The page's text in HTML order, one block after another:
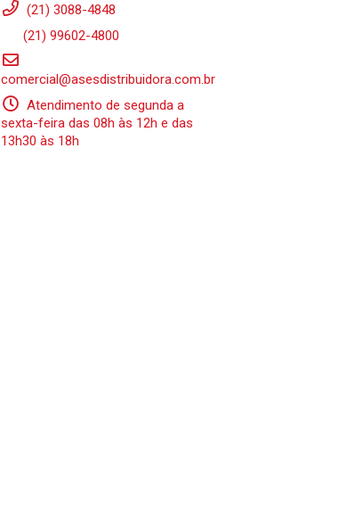
(21) 3088-4848
(21) 99602-4800
comercial@asesdistribuidora.com.br
Atendimento de segunda a
sexta-feira das 08h às 12h e das
13h30 às 18h